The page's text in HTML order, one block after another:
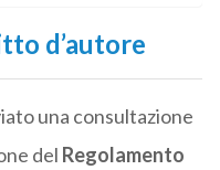
d’autore
una consultazione
del Regolamento